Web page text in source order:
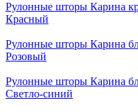
Рулонные шторы Карина
Красный
Рулонные шторы Карина
Розовый
Рулонные шторы Карина
Светло-синий